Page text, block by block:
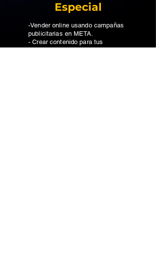
Especial
-Vender online usando campañas
publicitarias en META.
- Crear contenido para tus